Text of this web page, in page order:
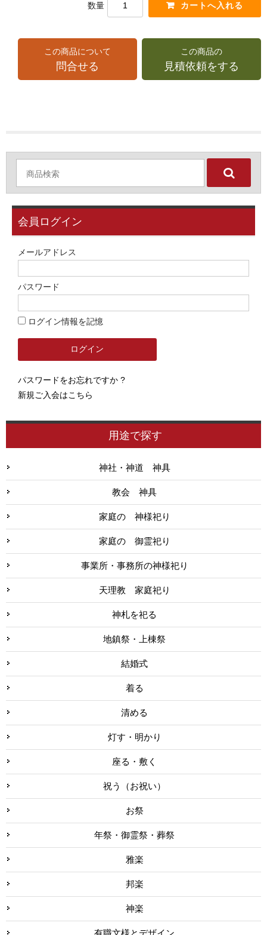
数量
この商品について
問合せる
この商品の
見積依頼をする
会員ログイン
メールアドレス
パスワード
ログイン情報を記憶
パスワードをお忘れですか ?
新規ご入会はこちら
用途で探す
神社・神道 神具
教会 神具
家庭の 神様祀り
家庭の 御霊祀り
事業所・事務所の神様祀り
天理教 家庭祀り
神札を祀る
地鎮祭・上棟祭
結婚式
着る
清める
灯す・明かり
座る・敷く
祝う（お祝い）
お祭
年祭・御霊祭・葬祭
雅楽
邦楽
神楽